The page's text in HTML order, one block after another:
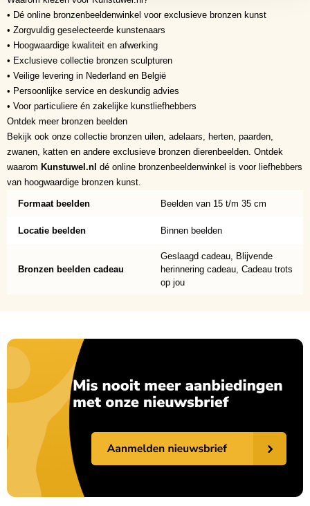
• Dé online bronzenbeeldenwinkel voor exclusieve bronzen kunst
• Zorgvuldig geselecteerde kunstenaars
• Hoogwaardige kwaliteit en afwerking
• Exclusieve collectie bronzen sculpturen
• Veilige levering in Nederland en België
• Persoonlijke service en deskundig advies
• Voor particuliere én zakelijke kunstliefhebbers
Ontdek meer bronzen beelden
Bekijk ook onze collectie bronzen uilen, adelaars, herten, paarden,
zwanen, katten en andere exclusieve bronzen dierenbeelden. Ontdek
waarom Kunstuwel.nl dé online bronzenbeeldenwinkel is voor liefhebbers
van hoogwaardige bronzen kunst.
Formaat beelden Beelden van 15 t/m 35 cm
Locatie beelden Binnen beelden
Bronzen beelden cadeau
Geslaagd cadeau, Blijvende
herinnering cadeau, Cadeau trots
op jou